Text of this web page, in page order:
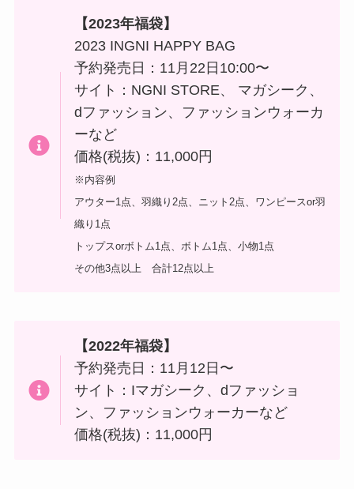
【2023年福袋】
2023 INGNI HAPPY BAG
予約発売日：11月22日10:00〜
サイト：NGNI STORE、 マガシーク、
dファッション、ファッションウォーカ
ーなど
価格(税抜)：11,000円
※内容例
アウター1点、羽織り2点、ニット2点、ワンピースor羽
織り1点
トップスorボトム1点、ボトム1点、小物1点
その他3点以上 合計12点以上
【2022年福袋】
予約発売日：11月12日〜
サイト：Iマガシーク、dファッショ
ン、ファッションウォーカーなど
価格(税抜)：11,000円